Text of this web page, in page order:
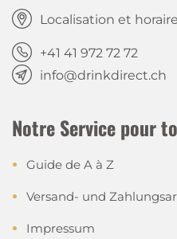
Localisation et
+41 41 972 72 72
info@drinkdirect.ch
Notre Service pour
Guide de A à Z
Versand- und
Impressum